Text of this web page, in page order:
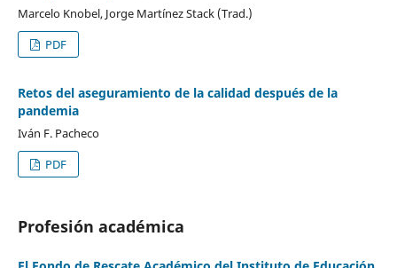
Marcelo Knobel, Jorge Martínez Stack (Trad.)
PDF
Retos del aseguramiento de la calidad después de la
pandemia
Iván F. Pacheco
PDF
Profesión académica